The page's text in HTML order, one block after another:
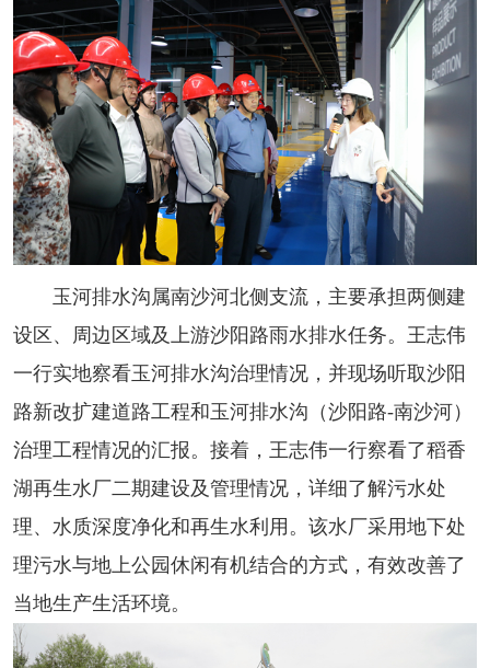
玉河排水沟属南沙河北侧支流，主要承担两侧建
设区、周边区域及上游沙阳路雨水排水任务。王志伟
一行实地察看玉河排水沟治理情况，并现场听取沙阳
路新改扩建道路工程和玉河排水沟（沙阳路-南沙河）
治理工程情况的汇报。接着，王志伟一行察看了稻香
湖再生水厂二期建设及管理情况，详细了解污水处
理、水质深度净化和再生水利用。该水厂采用地下处
理污水与地上公园休闲有机结合的方式，有效改善了
当地生产生活环境。